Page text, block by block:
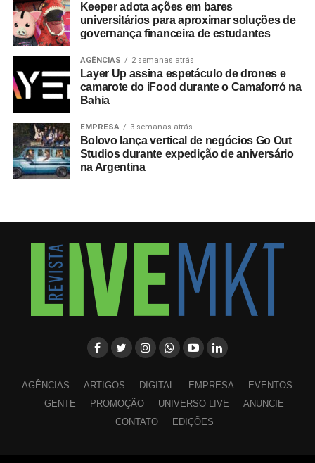
Keeper adota ações em bares
universitários para aproximar soluções de
governança financeira de estudantes
AGÊNCIAS 2 semanas atrás
Layer Up assina espetáculo de drones e
camarote do iFood durante o Camaforró na
Bahia
EMPRESA 3 semanas atrás
Bolovo lança vertical de negócios Go Out
Studios durante expedição de aniversário
na Argentina
AGÊNCIAS ARTIGOS DIGITAL EMPRESA
EVENTOS
GENTE
PROMOÇÃO UNIVERSO LIVE
ANUNCIE
CONTATO
EDIÇÕES